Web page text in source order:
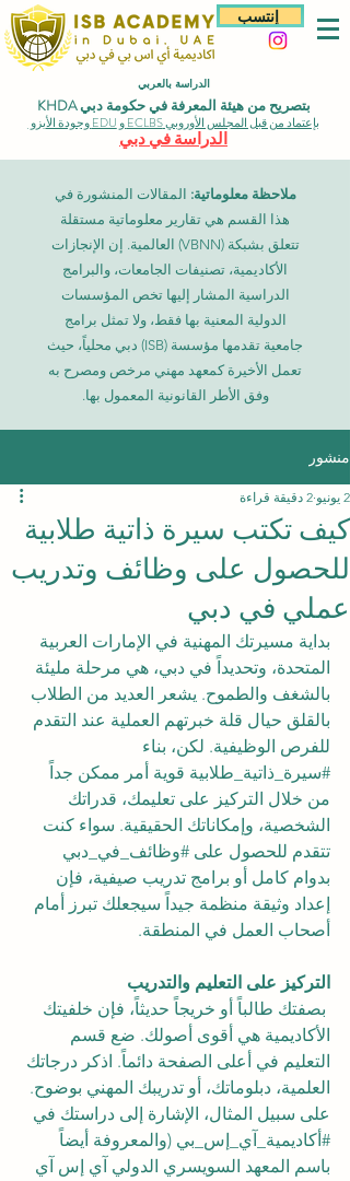
إنتسب
الدراسة بالعربي
بتصريح من هيئة المعرفة في حكومة دبي KHDA
بإعتماد من قبل المجلس الأوروبي ECLBS و EDU وجودة الأيزو
الدراسة في دبي
ملاحظة معلوماتية: المقالات المنشورة في
هذا القسم هي تقارير معلوماتية مستقلة
تتعلق بشبكة (VBNN) العالمية. إن الإنجازات
الأكاديمية، تصنيفات الجامعات، والبرامج
الدراسية المشار إليها تخص المؤسسات
الدولية المعنية بها فقط، ولا تمثل برامج
جامعية تقدمها مؤسسة (ISB) دبي محلياً، حيث
تعمل الأخيرة كمعهد مهني مرخص ومصرح به
وفق الأطر القانونية المعمول بها.
منشور
كيف تكتب سيرة ذاتية طلابية
للحصول على وظائف وتدريب
عملي في دبي
2 يونيو 2 دقيقة قراءة
بداية مسيرتك المهنية في الإمارات العربية
المتحدة، وتحديداً في دبي، هي مرحلة مليئة
بالشغف والطموح. يشعر العديد من الطلاب
بالقلق حيال قلة خبرتهم العملية عند التقدم
للفرص الوظيفية. لكن، بناء
#سيرة_ذاتية_طلابية قوية أمر ممكن جداً
من خلال التركيز على تعليمك، قدراتك
الشخصية، وإمكاناتك الحقيقية. سواء كنت
تتقدم للحصول على #وظائف_في_دبي
بدوام كامل أو برامج تدريب صيفية، فإن
إعداد وثيقة منظمة جيداً سيجعلك تبرز أمام
أصحاب العمل في المنطقة.
التركيز على التعليم والتدريب
بصفتك طالباً أو خريجاً حديثاً، فإن خلفيتك
الأكاديمية هي أقوى أصولك. ضع قسم
التعليم في أعلى الصفحة دائماً. اذكر درجاتك
العلمية، دبلوماتك، أو تدريبك المهني بوضوح.
على سبيل المثال، الإشارة إلى دراستك في
#أكاديمية_آي_إس_بي (والمعروفة أيضاً
باسم المعهد السويسري الدولي آي إس آي